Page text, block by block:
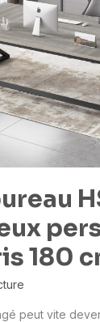
180
peut vite